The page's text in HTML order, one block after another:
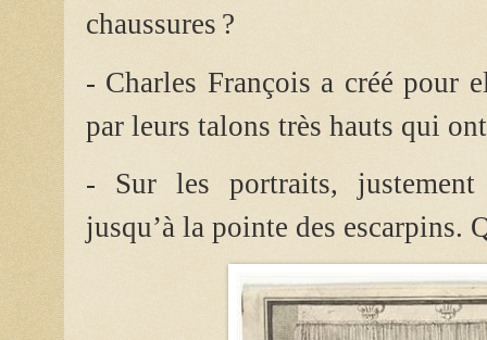
chaussures ?
- Charles François a créé pour
par leurs talons très hauts qui
- Sur les portraits, justement
jusqu’à la pointe des escarpins.